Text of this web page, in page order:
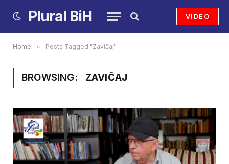
Plural BiH VIDEO
Home » Posts Tagged "Zavičaj"
BROWSING: ZAVIČAJ